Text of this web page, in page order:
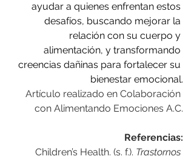
ayudar a quienes enfrentan estos
desafíos, buscando mejorar la
relación con su cuerpo y
alimentación, y transformando
creencias dañinas para fortalecer su
bienestar emocional.
Artículo realizado en Colaboración
con Alimentando Emociones A.C.
Referencias:
Children’s Health. (s. f.). Trastornos